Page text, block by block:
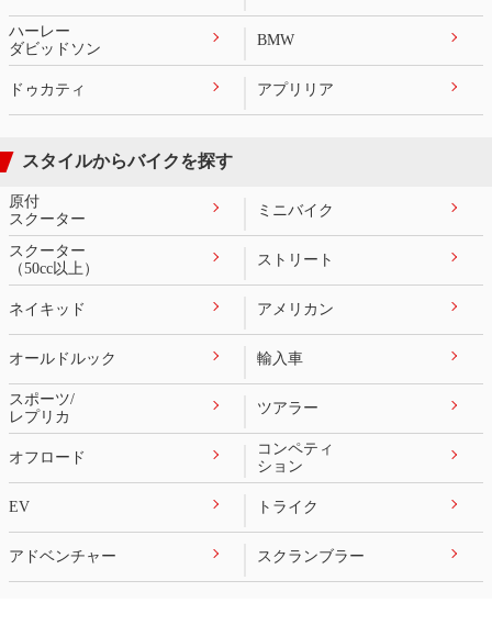
ハーレー
ダビッドソン
BMW
ドゥカティ アプリリア
スタイルからバイクを探す
原付
スクーター
ミニバイク
スクーター
（50cc以上）
ストリート
ネイキッド アメリカン
オールドルック 輸入車
スポーツ/
レプリカ
ツアラー
オフロード
コンペティ
ション
EV トライク
アドベンチャー スクランブラー